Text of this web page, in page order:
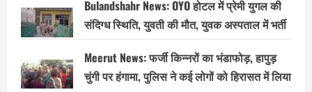
Bulandshahr News: OYO होटल में प्रेमी युगल की
संदिग्ध स्थिति, युवती की मौत, युवक अस्पताल में भर्ती
Meerut News: फर्जी किन्नरों का भंडाफोड़, हापुड़
चुंगी पर हंगामा, पुलिस ने कई लोगों को हिरासत में लिया